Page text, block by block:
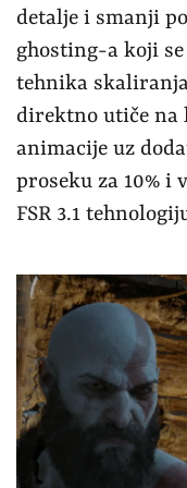
detalje i smanji
ghosting-a koji
tehnika
direktno utiče na
animacije uz
proseku za 10% i
FSR 3.1